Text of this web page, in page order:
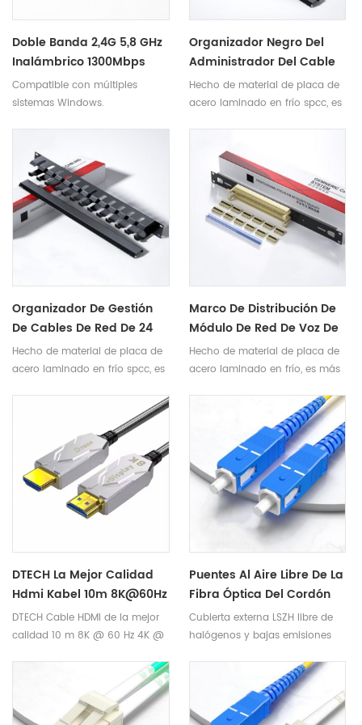
Doble Banda 2,4G 5,8 GHz
Inalámbrico 1300Mbps
USB3.0 WiFi Antena
Adaptador USB Ethernet
Compatible con múltiples
sistemas Windows.
Organizador Negro Del
Administrador Del Cable
Del Gabinete De La Red
Del Estante De La Gestión
Hecho de material de placa de
acero laminado en frío spcc, es
Organizador De Gestión
De Cables De Red De 24
Puertos De Metal De 19
Pulgadas Para Gabinete
Hecho de material de placa de
acero laminado en frío spcc, es
Marco De Distribución De
Módulo De Red De Voz De
Grado De Ingeniería,
Gabinetes Estándar De 19
Hecho de material de placa de
acero laminado en frío, es más
DTECH La Mejor Calidad
Hdmi Kabel 10m 8K@60Hz
4K@144Hz Cable De Fibra
Óptica HDMI 2.1
DTECH Cable HDMI de la mejor
calidad 10 m 8K @ 60 Hz 4K @
HDMI 2.1 Soporte 3D HDR Ⅰ.
Parametros del producto
nombre del producto Cable de
Puentes Al Aire Libre De La
Fibra Óptica Del Cordón
De Remiendo Del Solo
Modo De DTECH SC/UPC-
Cubierta externa LSZH libre de
halógenos y bajas emisiones
medio ambiente, segura y fiable